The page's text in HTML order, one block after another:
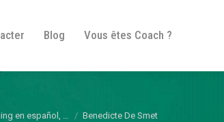
Blog Vous êtes Coach ?
en español, … Benedicte De Smet